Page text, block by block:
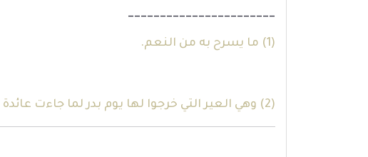
_______________________
(1) ما يسرح به من النعم.
(2) وهي العير التي خرجوا لها يوم بدر لما جاءت عائدة من الشام.